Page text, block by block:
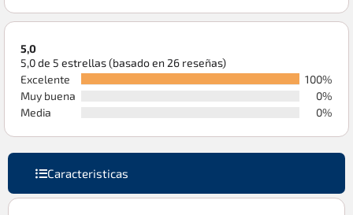
5,0
5,0 de 5 estrellas (basado en 26 reseñas)
Excelente
100%
Muy buena
0%
Media
0%
Caracteristicas